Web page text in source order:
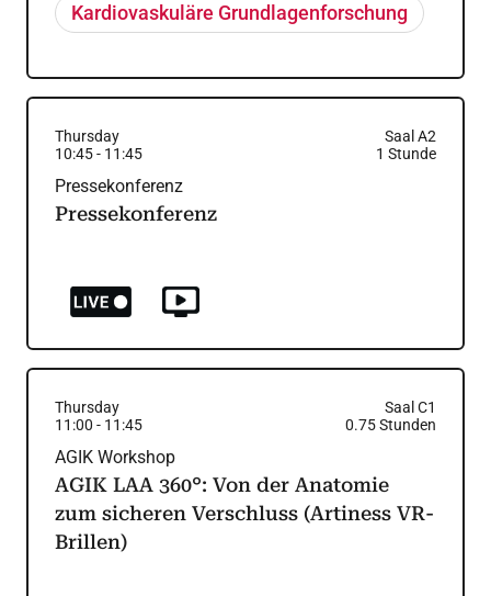
Kardiovaskuläre Grundlagenforschung
Thursday
Saal A2
10:45- 11:45 1 Stunde
Pressekonferenz
Pressekonferenz
Thursday
Saal C1
11:00 - 11:45 0.75Stunden
AGIK Workshop
AGIK LAA 360°: Von der Anatomie
zum sicheren Verschluss (Artiness VR-
Brillen)